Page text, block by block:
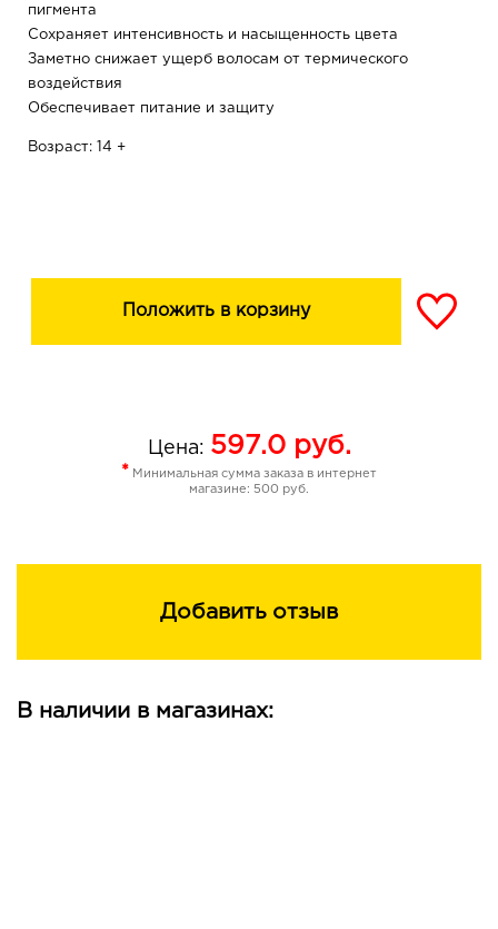
пигмента
Сохраняет интенсивность и насыщенность цвета
Заметно снижает ущерб волосам от термического
воздействия
Обеспечивает питание и защиту
Возраст: 14 +
Положить в корзину
Цена: 597.0руб.
* Минимальная сумма заказа в интернет
магазине: 500 руб.
Добавить отзыв
В наличии в магазинах: